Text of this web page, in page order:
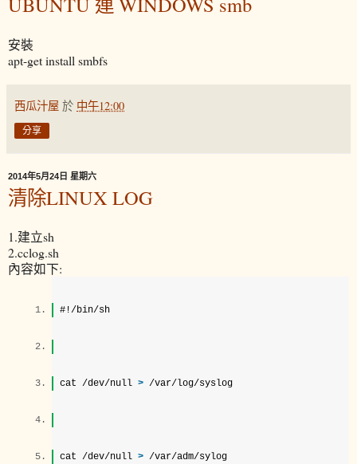
安裝
apt-get install smbfs
西瓜汁屋 於 中午12:00
分享
2014年5月24日 星期六
清除LINUX LOG
1.建立sh
2.cclog.sh
內容如下:
#!/bin/sh
cat /dev/null > /var/log/syslog
cat /dev/null > /var/adm/sylog